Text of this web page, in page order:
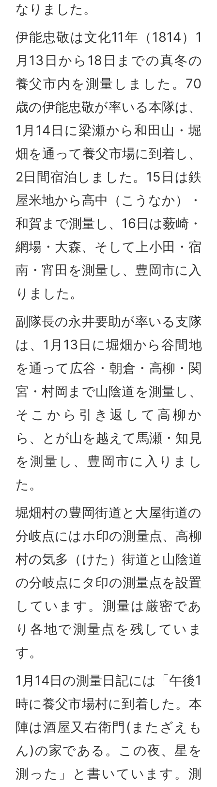
なりました。
伊能忠敬は文化11年（1814）1
月13日から18日までの真冬の
養父市内を測量しました。70
歳の伊能忠敬が率いる本隊は、
1月14日に梁瀬から和田山・堀
畑を通って養父市場に到着し、
2日間宿泊しました。15日は鉄
屋米地から高中（こうなか）・
和賀まで測量し、16日は薮崎・
網場・大森、そして上小田・宿
南・宵田を測量し、豊岡市に入
りました。
副隊長の永井要助が率いる支隊
は、1月13日に堀畑から谷間地
を通って広谷・朝倉・高柳・関
宮・村岡まで山陰道を測量し、
そこから引き返して高柳か
ら、とが山を越えて馬瀬・知見
を測量し、豊岡市に入りまし
た。
堀畑村の豊岡街道と大屋街道の
分岐点にはホ印の測量点、高柳
村の気多（けた）街道と山陰道
の分岐点にタ印の測量点を設置
しています。測量は厳密であ
り各地で測量点を残していま
す。
1月14日の測量日記には「午後1
時に養父市場村に到着した。本
陣は酒屋又右衛門(またざえも
ん)の家である。この夜、星を
測った」と書いています。測